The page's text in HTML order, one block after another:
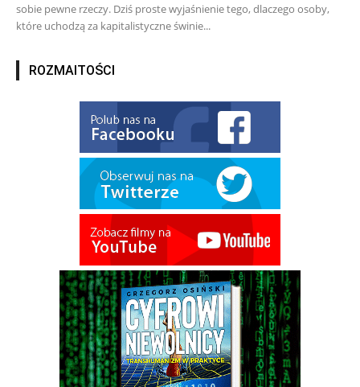
sobie pewne rzeczy. Dziś proste wyjaśnienie tego, dlaczego osoby,
które uchodzą za kapitalistyczne świnie...
ROZMAITOŚCI